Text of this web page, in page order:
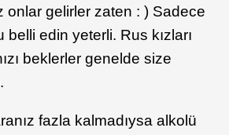
onlar gelirler zaten : ) Sadece
edin yeterli. Rus kızları
beklerler genelde size
fazla kalmadıysa alkolü